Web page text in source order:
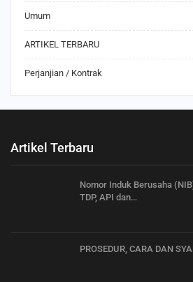
Umum
ARTIKEL TERBARU
Perjanjian / Kontrak
Artikel Terbaru
Nomor Induk Berusaha
TDP, API dan…
PROSEDUR, CARA DAN